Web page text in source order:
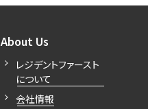
About Us
レジデントファースト
について
会社情報